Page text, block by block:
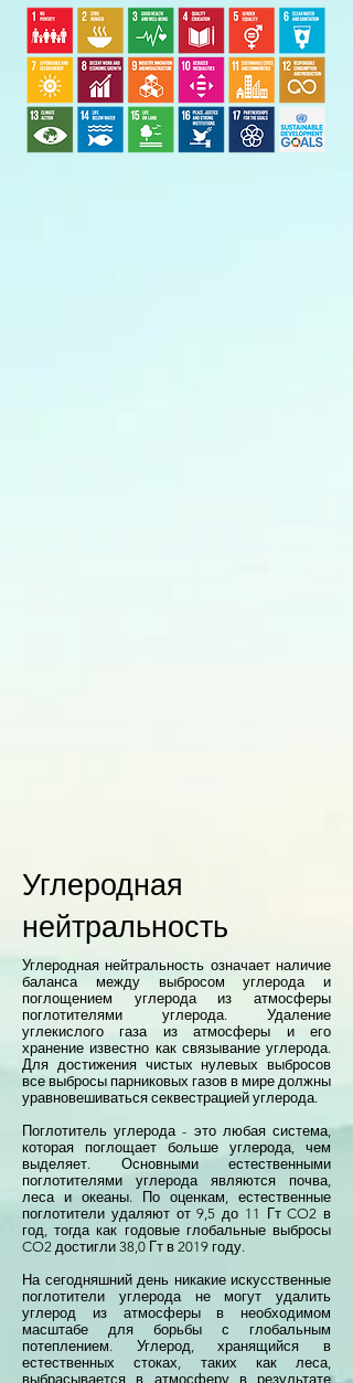
Углеродная
нейтральность
Углеродная нейтральность означает наличие
баланса между выбросом углерода и
поглощением углерода из атмосферы
поглотителями углерода. Удаление
углекислого газа из атмосферы и его
хранение известно как связывание углерода.
Для достижения чистых нулевых выбросов
все выбросы парниковых газов в мире должны
уравновешиваться секвестрацией углерода.
Поглотитель углерода - это любая система,
которая поглощает больше углерода, чем
выделяет. Основными естественными
поглотителями углерода являются почва,
леса и океаны. По оценкам, естественные
поглотители удаляют от 9,5 до 11 Гт CO2 в
год, тогда как годовые глобальные выбросы
CO2 достигли 38,0 Гт в 2019 году.
На сегодняшний день никакие искусственные
поглотители углерода не могут удалить
углерод из атмосферы в необходимом
масштабе для борьбы с глобальным
потеплением. Углерод, хранящийся в
естественных стоках, таких как леса,
выбрасывается в атмосферу в результате